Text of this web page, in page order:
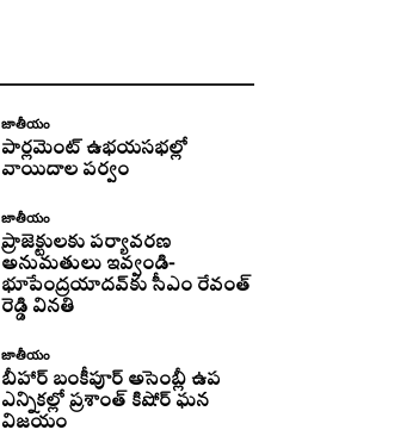
జాతీయం
పార్లమెంట్ ఉభయసభల్లో
వాయిదాల పర్వం
జాతీయం
ప్రాజెక్టులకు పర్యావరణ
అనుమతులు ఇవ్వండి-
భూపేంద్రయాదవ్‌కు సీఎం రేవంత్‌
రెడ్డి వినతి
జాతీయం
బీహార్ బంకీపూర్ అసెంబ్లీ ఉప
ఎన్నికల్లో ప్రశాంత్ కిషోర్ ఘన
విజయం